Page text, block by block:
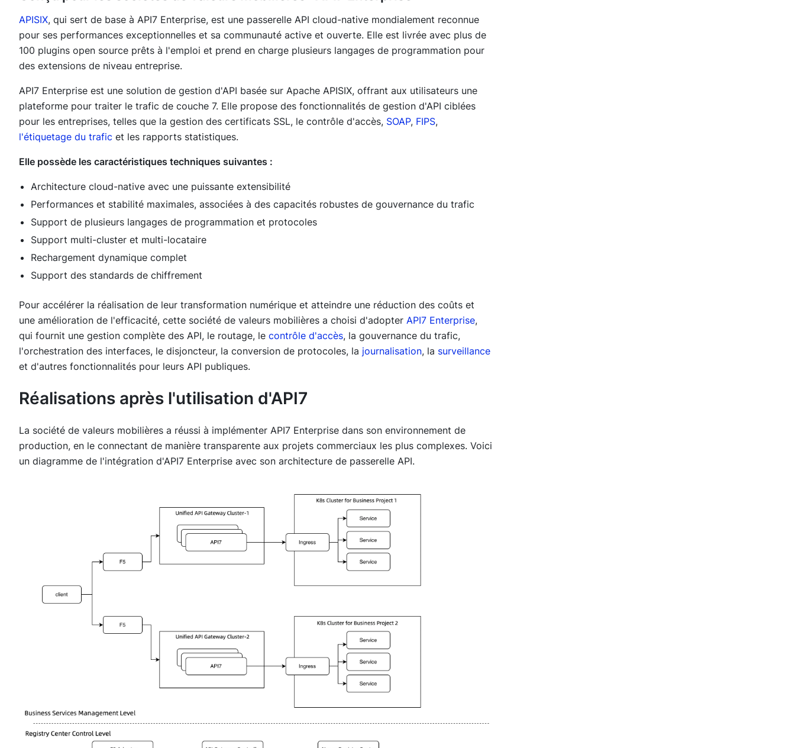
APISIX, qui sert de base à API7 Enterprise, est une passerelle API cloud-native mondialement reconnue
pour ses performances exceptionnelles et sa communauté active et ouverte. Elle est livrée avec plus de
100 plugins open source prêts à l'emploi et prend en charge plusieurs langages de programmation pour
des extensions de niveau entreprise.
API7 Enterprise est une solution de gestion d'API basée sur Apache APISIX, offrant aux utilisateurs une
plateforme pour traiter le trafic de couche 7. Elle propose des fonctionnalités de gestion d'API ciblées
pour les entreprises, telles que la gestion des certificats SSL, le contrôle d'accès, SOAP, FIPS,
l'étiquetage du trafic et les rapports statistiques.
Elle possède les caractéristiques techniques suivantes :
Architecture cloud-native avec une puissante extensibilité
Performances et stabilité maximales, associées à des capacités robustes de gouvernance du trafic
Support de plusieurs langages de programmation et protocoles
Support multi-cluster et multi-locataire
Rechargement dynamique complet
Support des standards de chiffrement
Pour accélérer la réalisation de leur transformation numérique et atteindre une réduction des coûts et
une amélioration de l'efficacité, cette société de valeurs mobilières a choisi d'adopter API7 Enterprise,
qui fournit une gestion complète des API, le routage, le contrôle d'accès, la gouvernance du trafic,
l'orchestration des interfaces, le disjoncteur, la conversion de protocoles, la journalisation, la surveillance
et d'autres fonctionnalités pour leurs API publiques.
Réalisations après l'utilisation d'API7
La société de valeurs mobilières a réussi à implémenter API7 Enterprise dans son environnement de
production, en le connectant de manière transparente aux projets commerciaux les plus complexes. Voici
un diagramme de l'intégration d'API7 Enterprise avec son architecture de passerelle API.